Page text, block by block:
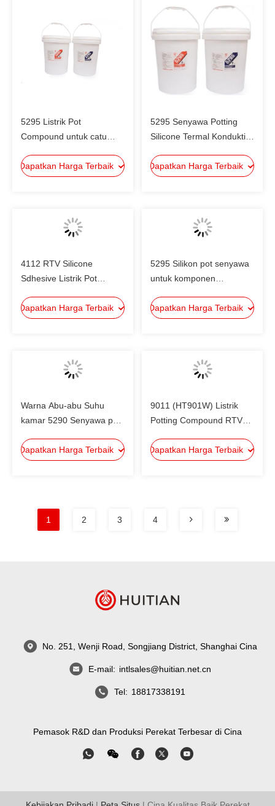
5295 Listrik Pot
Compound untuk catu
Dapatkan Harga Terbaik
5295 Senyawa Potting
Silicone Termal Konduktif
Dapatkan Harga Terbaik
4112 RTV Silicone
Sdhesive Listrik Pot
komponen kondensasi
Dapatkan Harga Terbaik
5295 Silikon pot senyawa
untuk komponen
senyawa pot listrik
Dapatkan Harga Terbaik
Warna Abu-abu Suhu
kamar 5290 Senyawa pot
elektronik
Dapatkan Harga Terbaik
9011 (HT901W) Listrik
Potting Compound RTV
penyegelan
Dapatkan Harga Terbaik
1 2 3 4
No. 251, Wenji Road, Songjiang District, Shanghai Cina
E-mail: intlsales@huitian.net.cn
Tel: 18817338191
Pemasok R&D dan Produksi Perekat Terbesar di Cina